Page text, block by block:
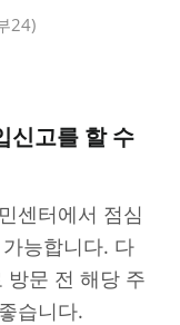
24
신고를 할 수
센터에서 점심
능합니다. 다
방문 전 해당 주
습니다.